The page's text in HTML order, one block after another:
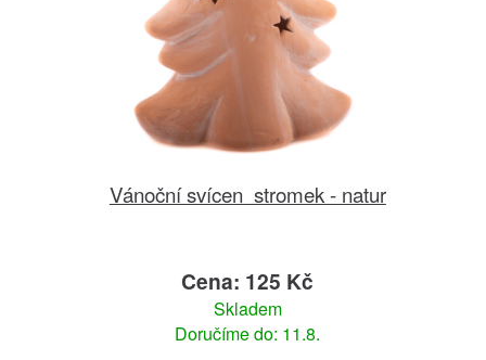
Vánoční svícen stromek - natur
Cena: 125 Kč
Skladem
Doručíme do: 11.8.